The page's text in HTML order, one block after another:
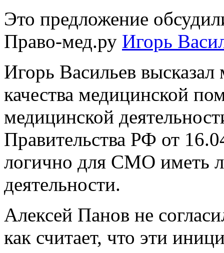
Это предложение
Право-мед.ру Игорь
Игорь Васильев высказал
качества медицинской
медицинской
Правительства РФ от
логично для СМО иметь
деятельности.
Алексей Панов не
как считает, что эти